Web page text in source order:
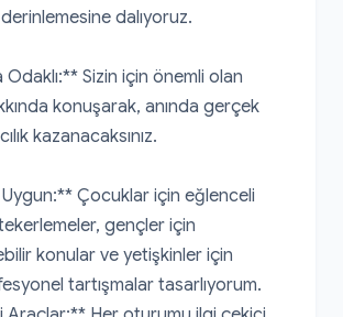
dalıyoruz.
Sizin için önemli olan
konuşarak, anında gerçek
kazanacaksınız.
Çocuklar için eğlenceli
gençler için
konular ve yetişkinler için
tartışmalar tasarlıyorum.